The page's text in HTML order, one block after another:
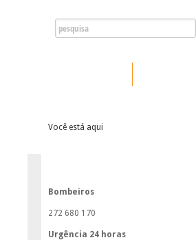
Você está aqui
Bombeiros
272 680 170
Urgência 24 horas